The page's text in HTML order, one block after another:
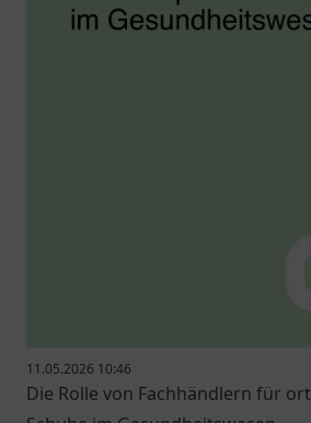
11.05.2026 10:46
Die Rolle von Fachhändlern für